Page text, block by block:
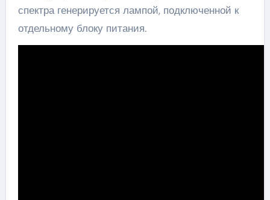
спектра генерируется лампой, подключенной к
отдельному блоку питания.